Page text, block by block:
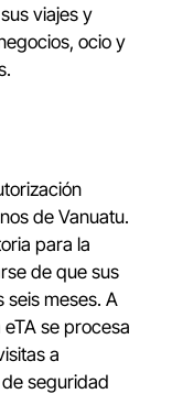
viajes y
ocio y
de Vanuatu.
para la
de que sus
seis meses. A
se procesa
a
seguridad